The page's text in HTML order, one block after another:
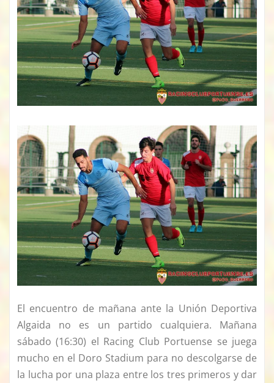
El encuentro de mañana ante la Unión Deportiva
Algaida no es un partido cualquiera. Mañana
sábado (16:30) el Racing Club Portuense se juega
mucho en el Doro Stadium para no descolgarse de
la lucha por una plaza entre los tres primeros y dar